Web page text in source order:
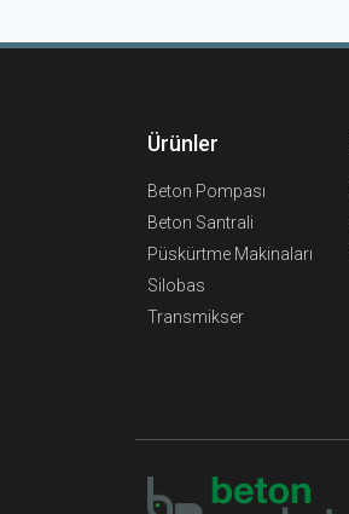
Ürünler
Beton Pompası
Beton Santrali
Püskürtme Makinaları
Silobas
Transmikser